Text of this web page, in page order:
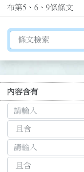
布第5、6、9條條文
切換選擇法規資訊內容
內容含有